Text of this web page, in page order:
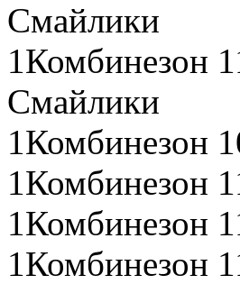
Смайлики
1Комбинезон
Смайлики
1Комбинезон
1Комбинезон
1Комбинезон
1Комбинезон